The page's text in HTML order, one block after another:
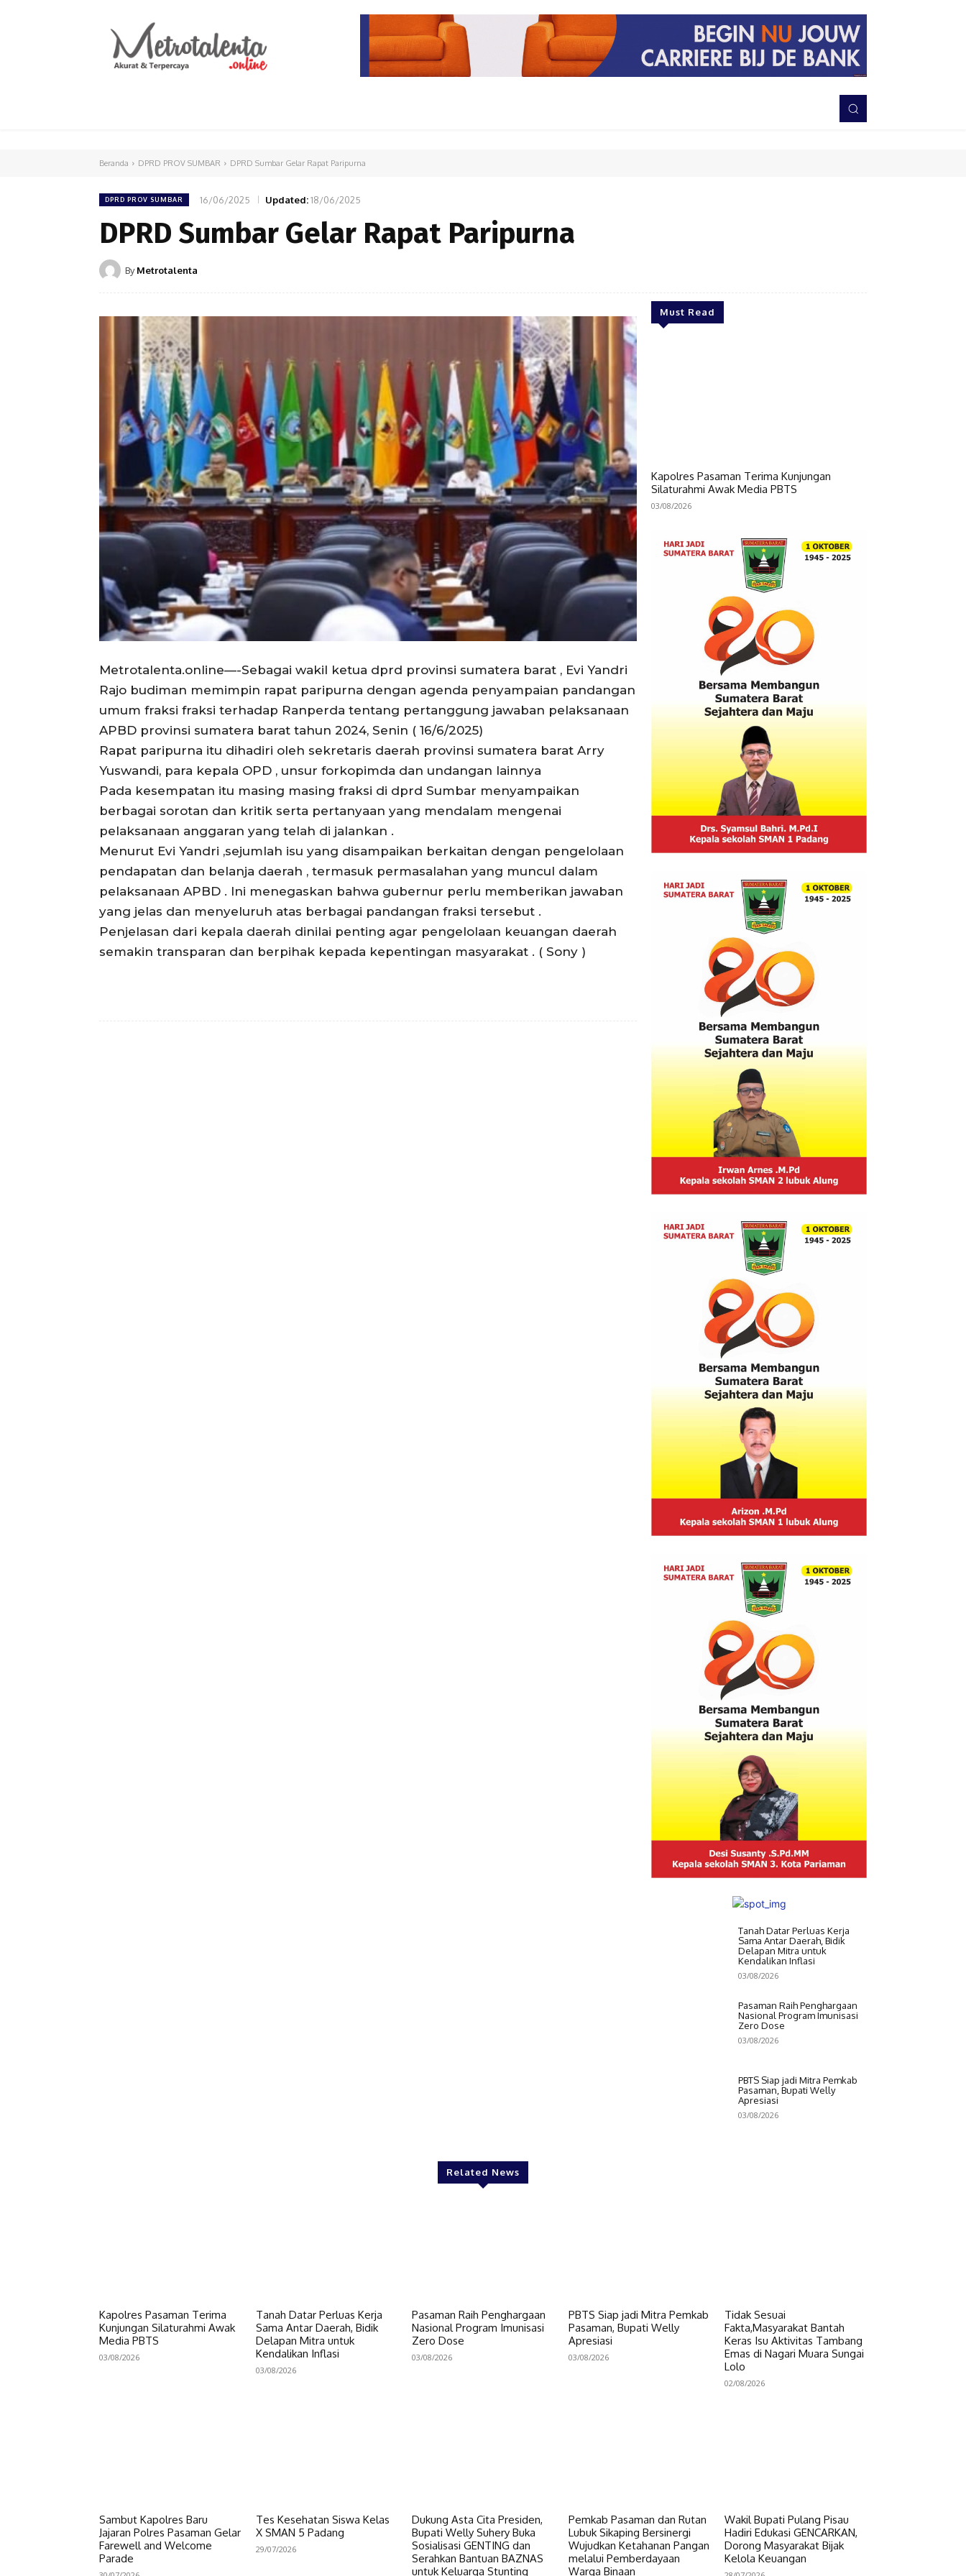
TNI-POLRI
Beranda DPRD PROV SUMBAR DPRD Sumbar Gelar Rapat Paripurna
DPRD PROV SUMBAR 16/06/2025 Updated:18/06/2025
DPRD Sumbar Gelar Rapat Paripurna
By Metrotalenta
Metrotalenta.online—-Sebagai wakil ketua dprd provinsi sumatera barat , Evi Yandri
Rajo budiman memimpin rapat paripurna dengan agenda penyampaian pandangan
umum fraksi fraksi terhadap Ranperda tentang pertanggung jawaban pelaksanaan
APBD provinsi sumatera barat tahun 2024, Senin ( 16/6/2025)
Rapat paripurna itu dihadiri oleh sekretaris daerah provinsi sumatera barat Arry
Yuswandi, para kepala OPD , unsur forkopimda dan undangan lainnya
Pada kesempatan itu masing masing fraksi di dprd Sumbar menyampaikan
berbagai sorotan dan kritik serta pertanyaan yang mendalam mengenai
pelaksanaan anggaran yang telah di jalankan .
Menurut Evi Yandri ,sejumlah isu yang disampaikan berkaitan dengan pengelolaan
pendapatan dan belanja daerah , termasuk permasalahan yang muncul dalam
pelaksanaan APBD . Ini menegaskan bahwa gubernur perlu memberikan jawaban
yang jelas dan menyeluruh atas berbagai pandangan fraksi tersebut .
Penjelasan dari kepala daerah dinilai penting agar pengelolaan keuangan daerah
semakin transparan dan berpihak kepada kepentingan masyarakat . ( Sony )
Must Read
Kapolres Pasaman Terima Kunjungan
Silaturahmi Awak Media PBTS
03/08/2026
Tanah Datar Perluas Kerja
Sama Antar Daerah, Bidik
Delapan Mitra untuk
Kendalikan Inflasi
03/08/2026
Pasaman Raih Penghargaan
Nasional Program Imunisasi
Zero Dose
03/08/2026
PBTS Siap jadi Mitra Pemkab
Pasaman, Bupati Welly
Apresiasi
03/08/2026
Related News
Kapolres Pasaman Terima
Kunjungan Silaturahmi Awak
Media PBTS
03/08/2026
Tanah Datar Perluas Kerja
Sama Antar Daerah, Bidik
Delapan Mitra untuk
Kendalikan Inflasi
03/08/2026
Pasaman Raih Penghargaan
Nasional Program Imunisasi
Zero Dose
03/08/2026
PBTS Siap jadi Mitra Pemkab
Pasaman, Bupati Welly
Apresiasi
03/08/2026
Tidak Sesuai
Fakta,Masyarakat Bantah
Keras Isu Aktivitas Tambang
Emas di Nagari Muara Sungai
Lolo
02/08/2026
Sambut Kapolres Baru
Jajaran Polres Pasaman Gelar
Farewell and Welcome
Parade
Tes Kesehatan Siswa Kelas
X SMAN 5 Padang
29/07/2026
Dukung Asta Cita Presiden,
Bupati Welly Suhery Buka
Sosialisasi GENTING dan
Serahkan Bantuan BAZNAS
untuk Keluarga Stunting
Pemkab Pasaman dan Rutan
Lubuk Sikaping Bersinergi
Wujudkan Ketahanan Pangan
melalui Pemberdayaan
Warga Binaan
Wakil Bupati Pulang Pisau
Hadiri Edukasi GENCARKAN,
Dorong Masyarakat Bijak
Kelola Keuangan